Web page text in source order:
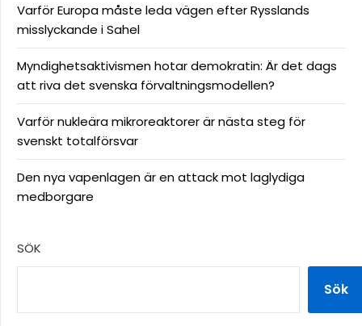
Varför Europa måste leda vägen efter Rysslands
misslyckande i Sahel
Myndighetsaktivismen hotar demokratin: Är det dags
att riva det svenska förvaltningsmodellen?
Varför nukleära mikroreaktorer är nästa steg för
svenskt totalförsvar
Den nya vapenlagen är en attack mot laglydiga
medborgare
SÖK
Sök